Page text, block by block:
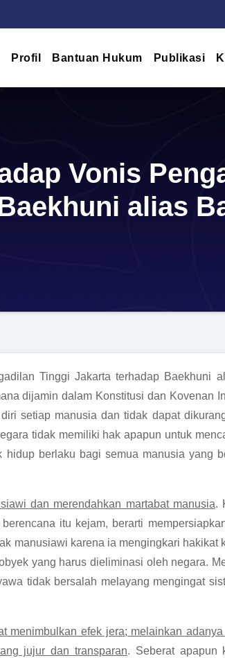
Profil
Bantuan Hukum Publikasi
Vonis
alias
Tinggi Jakarta terhadap Baekhuni
dijamin dalam Konstitusi dan Kovenan
setiap manusia dan tidak dapat
tidak memiliki hak apapun untuk
berlaku bagi semua manusia yang
dan merendahkan martabat manusia.
itu kejam, berarti
manusiawi karena ia mengingkari hakikat
yang harus dieliminasi oleh negara.
tidak bersalah melayang mengingat
menimbulkan efek jera; melainkan
jujur dan transparan. Seberat apapun